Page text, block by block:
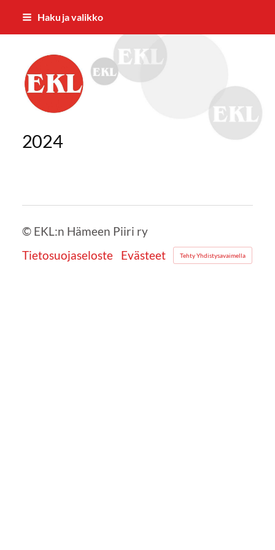
Siirry
Haku ja valikko
EKL:n Hämeen Piiri ry
2024
© EKL:n Hämeen Piiri ry
Tietosuojaseloste
Evästeet Tehty Yhdistysavaimella